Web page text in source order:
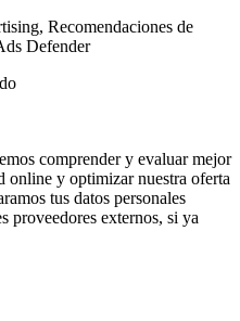
Recomendaciones de
Defender
comprender y evaluar mejor
online y optimizar nuestra oferta
tus datos personales
proveedores externos, si ya